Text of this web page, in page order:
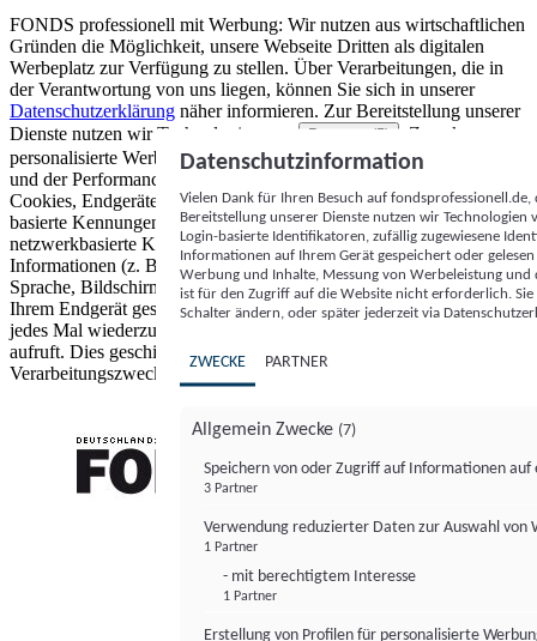
FONDS professionell mit Werbung: Wir nutzen aus wirtschaftlichen
Gründen die Möglichkeit, unsere Webseite Dritten als digitalen
Werbeplatz zur Verfügung zu stellen. Über Verarbeitungen, die in
der Verantwortung von uns liegen, können Sie sich in unserer
Datenschutzerklärung näher informieren. Zur Bereitstellung unserer
Dienste nutzen wir Technologien von
Partnern (5)
. Zwecke:
personalisierte Werbung und Inhalte, Messung von Werbeleistung
und der Performance von Inhalten sowie Zielgruppenforschung.
Cookies, Endgeräte- oder ähnliche Online-Kennungen (z. B. login-
basierte Kennungen, zufällig generierte Kennungen,
netzwerkbasierte Kennungen) können zusammen mit anderen
Informationen (z. B. Browsertyp und Browserinformationen,
Sprache, Bildschirmgröße, unterstützte Technologien usw.) auf
Ihrem Endgerät gespeichert oder von dort ausgelesen werden, um es
jedes Mal wiederzuerkennen, wenn es eine App oder einer Webseite
aufruft. Dies geschieht für einen oder mehrere der hier aufgeführten
Verarbeitungszwecke.
Datenschutzinformation
Vielen Dank für Ihren Besuch auf
Bereitstellung unserer Dienste nutzen wir Technologien
Login-basierte Identifikatoren, zufällig zugewiesene
Informationen auf Ihrem Gerät gespeichert oder
Werbung und Inhalte, Messung von Werbeleistung
ist für den Zugriff auf die Website nicht erforderlich.
Schalter ändern, oder später jederzeit via
ZWECKE PARTNER
Allgemein Zwecke (7)
Speichern von oder Zugriff auf Informationen auf
3 Partner
Verwendung reduzierter Daten zur Auswahl von
1 Partner
- mit berechtigtem Interesse
1 Partner
Erstellung von Profilen für personalisierte
FONDS professionell